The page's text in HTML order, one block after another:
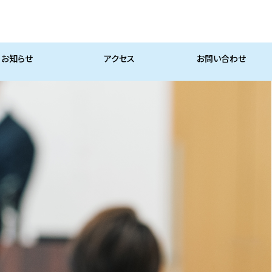
お知らせ アクセス お問い合わせ